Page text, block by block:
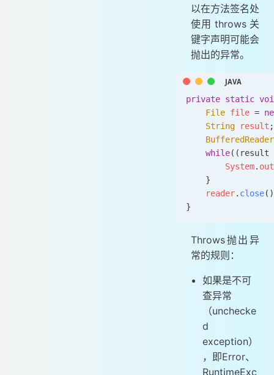
以在方法签名处
使用 throws 关
键字声明可能会
抛出的异常。
private static
    File
file =
    String
result ;
    BufferedReader
    while
((result
        System
. out
    }
    reader
. close
}
Throws抛出异
常的规则：
如果是不可
查异常
（unchecke
d
exception）
，即Error、
RuntimeExc